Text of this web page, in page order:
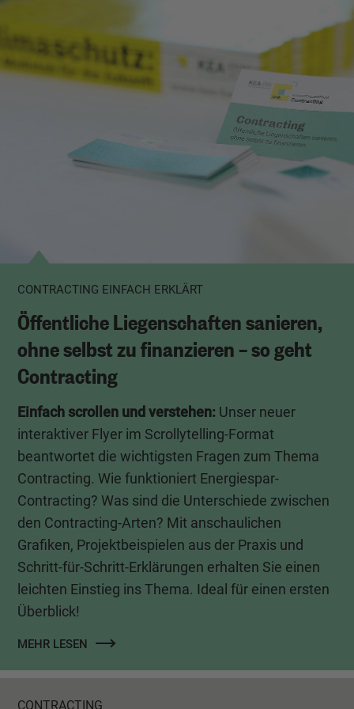
CONTRACTING EINFACH ERKLÄRT
Öffentliche Liegenschaften sanieren,
ohne selbst zu finanzieren – so geht
Contracting
Einfach scrollen und verstehen: Unser neuer
interaktiver Flyer im Scrollytelling-Format
beantwortet die wichtigsten Fragen zum Thema
Contracting. Wie funktioniert Energiespar-
Contracting? Was sind die Unterschiede zwischen
den Contracting-Arten? Mit anschaulichen
Grafiken, Projektbeispielen aus der Praxis und
Schritt-für-Schritt-Erklärungen erhalten Sie einen
leichten Einstieg ins Thema. Ideal für einen ersten
Überblick!
MEHR LESEN
CONTRACTING
CONTRACTING
CONTRACTING
CONTRACTING